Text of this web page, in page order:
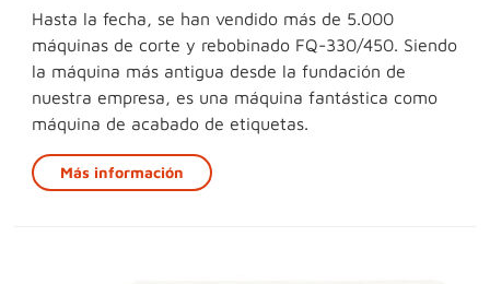
Hasta la fecha, se han vendido más de 5.000
máquinas de corte y rebobinado FQ-330/450. Siendo
la máquina más antigua desde la fundación de
nuestra empresa, es una máquina fantástica como
máquina de acabado de etiquetas.
Más información